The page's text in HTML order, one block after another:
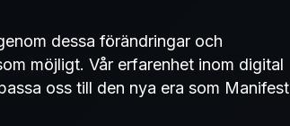
dessa förändringar och
möjligt. Vår erfarenhet inom digital
oss till den nya era som Manifest